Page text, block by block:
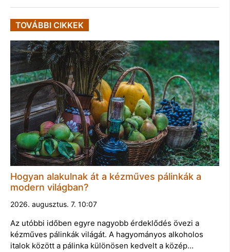
TOVÁBBI CIKKEK
Hogyan alakulnak át a kézműves pálinkák a
modern világban?
2026. augusztus. 7. 10:07
Az utóbbi időben egyre nagyobb érdeklődés övezi a
kézműves pálinkák világát. A hagyományos alkoholos
italok között a pálinka különösen kedvelt a közép…